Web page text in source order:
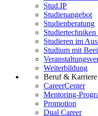
Stud.IP
Studienangebot
Studienberatung
Studiertechniken
Studieren im
Studium mit
Weiterbildung
Beruf & Karriere
CareerCenter
Mentoring-
Promotion
Dual Career